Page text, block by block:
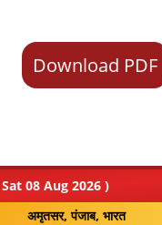
Download PDF
08 Aug 2026 )
अमृतसर, पंजाब, भारत